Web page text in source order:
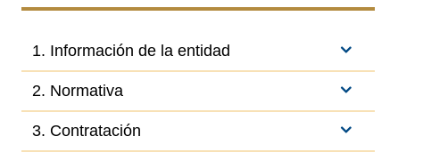
1. Información de la entidad
2. Normativa
3. Contratación